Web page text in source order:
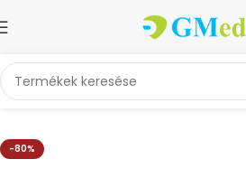
Kezdőlap Akciók
-80%